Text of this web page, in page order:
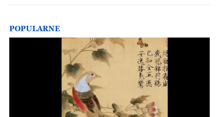
POPULARNE